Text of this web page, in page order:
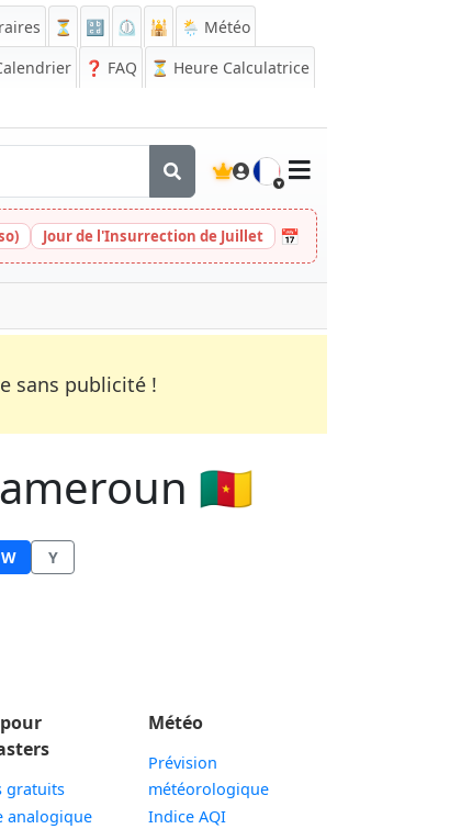
⏳ 🔡 ⏲️ 🕌
🌦️ Météo
❓ FAQ
⏳ Heure Calculatrice
🇫🇷
Jour de l'Insurrection de Juillet 📅
sans publicité !
🇨🇲
W Y
gratuits
analogiqueWidget
Météo
Prévision
météorologique
Indice AQI